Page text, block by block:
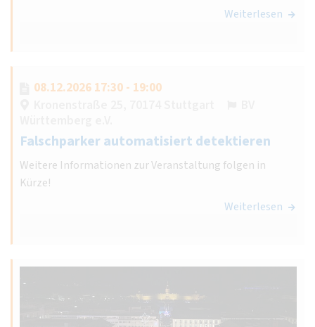
Weiterlesen
08.12.2026 17:30 - 19:00
Falschparker automatisiert detektieren
Weitere Informationen zur Veranstaltung folgen in
Kürze!
Weiterlesen